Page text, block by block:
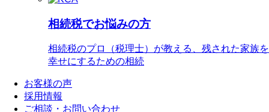
相続税でお悩みの方
相続税のプロ（税理士）が教える、残された家族を
幸せにするための相続
お客様の声
採用情報
ご相談・お問い合わせ